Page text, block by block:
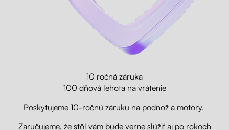
10 ročná záruka
100 dňová lehota na vrátenie
Poskytujeme 10-ročnú záruku na podnož a motory.
Zaručujeme, že stôl vám bude verne slúžiť aj po rokoch